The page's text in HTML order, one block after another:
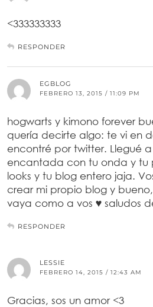
<333333333
RESPONDER
EGBLOG
FEBRERO 13, 2015 / 11:09 PM
hogwarts y kimono forever
quería decirte algo: te vi en
encontré por twitter. Llegué
encantada con tu onda y tu
looks y tu blog entero jaja.
crear mi propio blog y
vaya como a vos ♥ saludos
RESPONDER
LESSIE
FEBRERO 14, 2015 / 12:43 AM
Gracias, sos un amor <3